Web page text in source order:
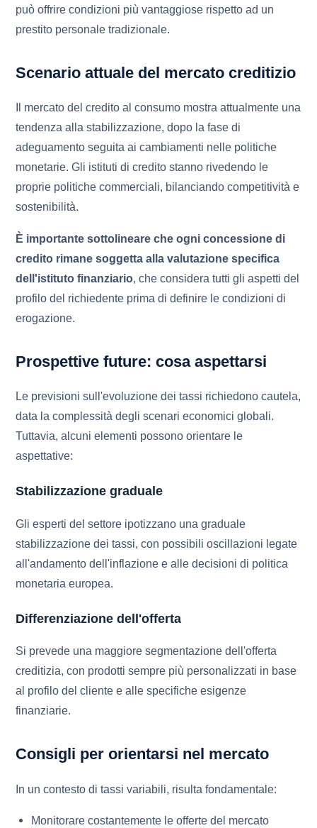
può offrire condizioni più vantaggiose rispetto ad un
prestito personale tradizionale.
Scenario attuale del mercato creditizio
Il mercato del credito al consumo mostra attualmente una
tendenza alla stabilizzazione, dopo la fase di
adeguamento seguita ai cambiamenti nelle politiche
monetarie. Gli istituti di credito stanno rivedendo le
proprie politiche commerciali, bilanciando competitività e
sostenibilità.
È importante sottolineare che ogni concessione di
credito rimane soggetta alla valutazione specifica
dell'istituto finanziario, che considera tutti gli aspetti del
profilo del richiedente prima di definire le condizioni di
erogazione.
Prospettive future: cosa aspettarsi
Le previsioni sull'evoluzione dei tassi richiedono cautela,
data la complessità degli scenari economici globali.
Tuttavia, alcuni elementi possono orientare le
aspettative:
Stabilizzazione graduale
Gli esperti del settore ipotizzano una graduale
stabilizzazione dei tassi, con possibili oscillazioni legate
all'andamento dell'inflazione e alle decisioni di politica
monetaria europea.
Differenziazione dell'offerta
Si prevede una maggiore segmentazione dell'offerta
creditizia, con prodotti sempre più personalizzati in base
al profilo del cliente e alle specifiche esigenze
finanziarie.
Consigli per orientarsi nel mercato
In un contesto di tassi variabili, risulta fondamentale:
Monitorare costantemente le offerte del mercato